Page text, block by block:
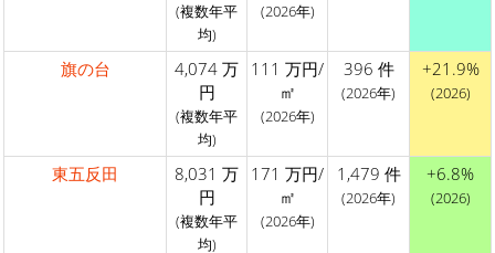
(複数年平
均)
(2026年)
旗の台
4,074 万
円
(複数年平
均)
111 万円/
㎡
(2026年)
396 件
(2026年)
+21.9%
(2026)
東五反田
8,031 万
円
(複数年平
均)
171 万円/
㎡
(2026年)
1,479 件
(2026年)
+6.8%
(2026)